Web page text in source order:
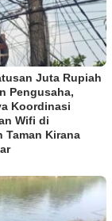
Juta Rupiah
Pengusaha,
Koordinasi
Wifi di
Taman Kirana